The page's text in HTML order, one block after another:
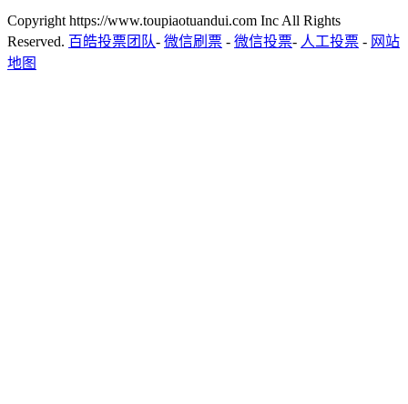
Copyright https://www.toupiaotuandui.com Inc All Rights
Reserved. 百皓投票团队- 微信刷票 - 微信投票- 人工投票 - 网站
地图